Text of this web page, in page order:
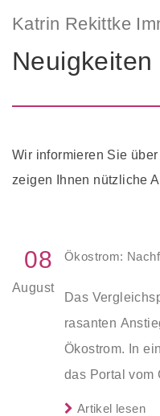
Katrin Rekittke
Neuigkeiten
Wir informieren Sie
zeigen Ihnen nützliche
08
August
Ökostrom:
Das
rasanten
Ökostrom. In
das Portal vom
der
Artikel lesen